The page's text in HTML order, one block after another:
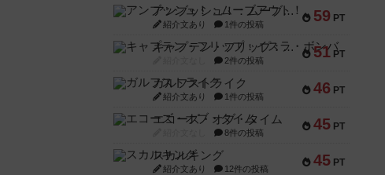
59 PT
アンブッシュ！：ムーブアウト！
紹介文あり 1件の投稿
51 PT
キャプテン・フリップ：イスラ・ボンバ
2件の投稿
46 PT
ガルフストライク
紹介文あり 1件の投稿
45 PT
エコーズ・オブ・タイム
8件の投稿
45 PT
スカルキング
紹介文あり 12件の投稿